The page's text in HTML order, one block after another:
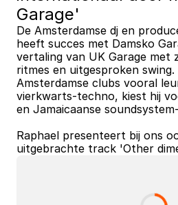
Garage'
De Amsterdamse dj en
heeft succes met Damsko
vertaling van UK Garage met
ritmes en uitgesproken swing.
Amsterdamse clubs vooral
vierkwarts-techno, kiest hij
en Jamaicaanse
Raphael presenteert bij ons
uitgebrachte track 'Other